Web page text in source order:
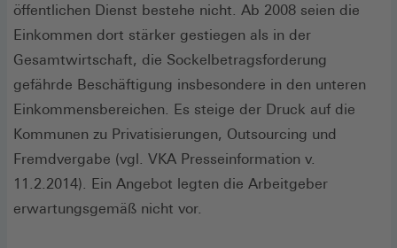
öffentlichen Dienst bestehe nicht. Ab 2008 seien die
Einkommen dort stärker gestiegen als in der
Gesamtwirtschaft, die Sockelbetragsforderung
gefährde Beschäftigung insbesondere in den unteren
Einkommensbereichen. Es steige der Druck auf die
Kommunen zu Privatisierungen, Outsourcing und
Fremdvergabe (vgl. VKA Presseinformation v.
11.2.2014). Ein Angebot legten die Arbeitgeber
erwartungsgemäß nicht vor.